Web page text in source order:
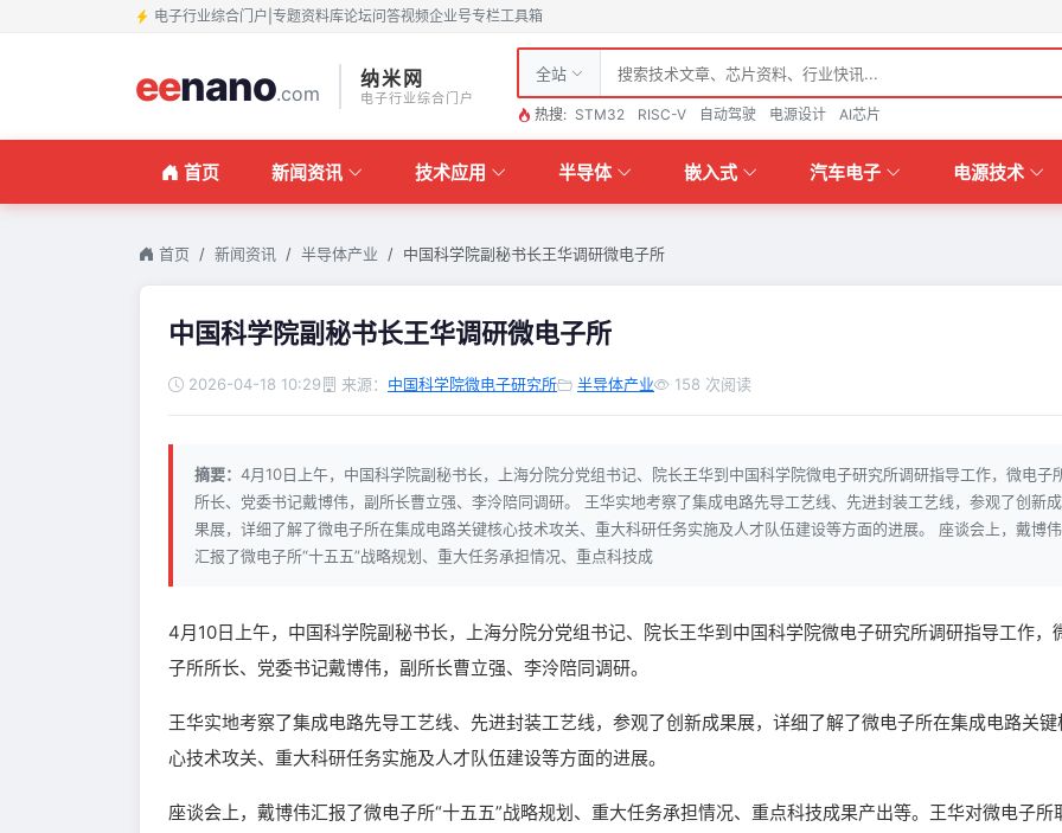
电子行业综合门户 专题资料库论坛问答视频企业号专栏工具箱
eenano.com
纳米网
电子行业综合门户
全站
热搜: STM32 RISC-V 自动驾驶 电源设计 AI芯片
首页 新闻资讯 技术应用 半导体 嵌入式 汽车电子 电源技术
首页 新闻资讯 半导体产业 中国科学院副秘书长王华调研微电子所
中国科学院副秘书长王华调研微电子所
2026-04-18 10:29 来源： 中国科学院微电子研究所 半导体产业 158 次阅读
摘要： 4月10日上午，中国科学院副秘书长，上海分院分党组书记、院长王华到中国科学院微电子研究所调研指导工作，微电子
所长、党委书记戴博伟，副所长曹立强、李泠陪同调研。 王华实地考察了集成电路先导工艺线、先进封装工艺线，参观了创新成
果展，详细了解了微电子所在集成电路关键核心技术攻关、重大科研任务实施及人才队伍建设等方面的进展。 座谈会上，戴博伟
汇报了微电子所“十五五”战略规划、重大任务承担情况、重点科技成
4月10日上午，中国科学院副秘书长，上海分院分党组书记、院长王华到中国科学院微电子研究所调研指导工作，
子所所长、党委书记戴博伟，副所长曹立强、李泠陪同调研。
王华实地考察了集成电路先导工艺线、先进封装工艺线，参观了创新成果展，详细了解了微电子所在集成电路关键
心技术攻关、重大科研任务实施及人才队伍建设等方面的进展。
座谈会上，戴博伟汇报了微电子所“十五五”战略规划、重大任务承担情况、重点科技成果产出等。王华对微电子所